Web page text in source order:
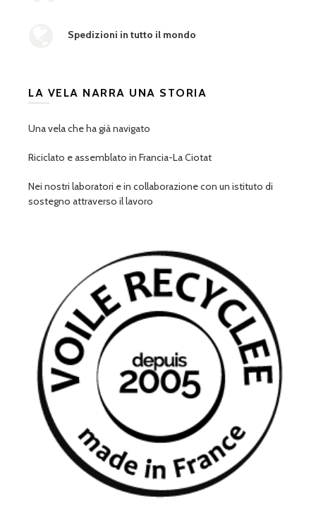
Spedizioni in tutto il mondo
LA VELA NARRA UNA STORIA
Una vela che ha già navigato
Riciclato e assemblato in Francia-La Ciotat
Nei nostri laboratori e in collaborazione con un istituto di
sostegno attraverso il lavoro